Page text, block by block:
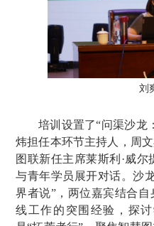
刘
培训设置了“问渠沙龙
炜担任本环节主持人，周
图联新任主席莱斯利·威尔
与青年学员展开对话。沙
界者说”，两位嘉宾结合
线工作的突围经验，探